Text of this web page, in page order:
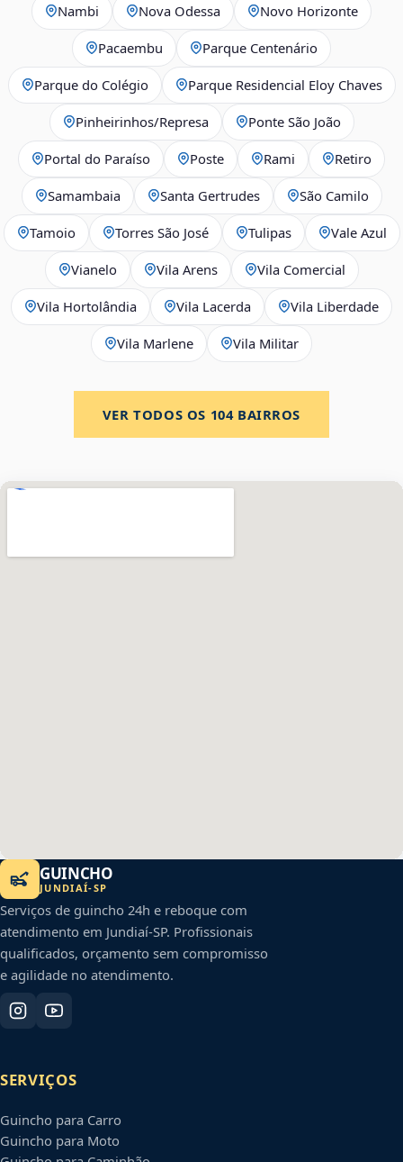
Nambi Nova Odessa Novo Horizonte
Pacaembu Parque Centenário
Parque do Colégio Parque Residencial Eloy Chaves
Pinheirinhos/Represa Ponte São João
Portal do Paraíso Poste Rami Retiro
Samambaia Santa Gertrudes São Camilo
Tamoio Torres São José Tulipas Vale Azul
Vianelo Vila Arens Vila Comercial
Vila Hortolândia Vila Lacerda Vila Liberdade
Vila Marlene Vila Militar
VER TODOS OS 104BAIRROS
GUINCHO
JUNDIAÍ-SP
Serviços de guincho 24h e reboque com
atendimento em Jundiaí-SP. Profissionais
qualificados, orçamento sem compromisso
e agilidade no atendimento.
SERVIÇOS
Guincho para Carro
Guincho para Moto